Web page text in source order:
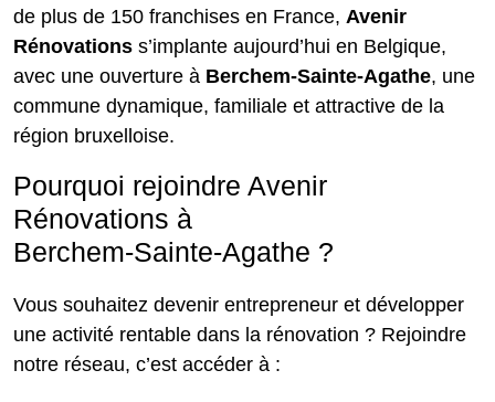
de plus de 150 franchises en France, Avenir
Rénovations s’implante aujourd’hui en Belgique,
avec une ouverture à Berchem‑Sainte‑Agathe, une
commune dynamique, familiale et attractive de la
région bruxelloise.
Pourquoi rejoindre Avenir
Rénovations à
Berchem‑Sainte‑Agathe ?
Vous souhaitez devenir entrepreneur et développer
une activité rentable dans la rénovation ? Rejoindre
notre réseau, c’est accéder à :